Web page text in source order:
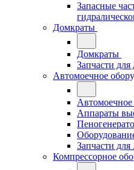
Запасные
Домкраты
Домкраты
Запчасти для
Автомоечное
Автомоечное
Аппараты
Запчасти
Компрессорное